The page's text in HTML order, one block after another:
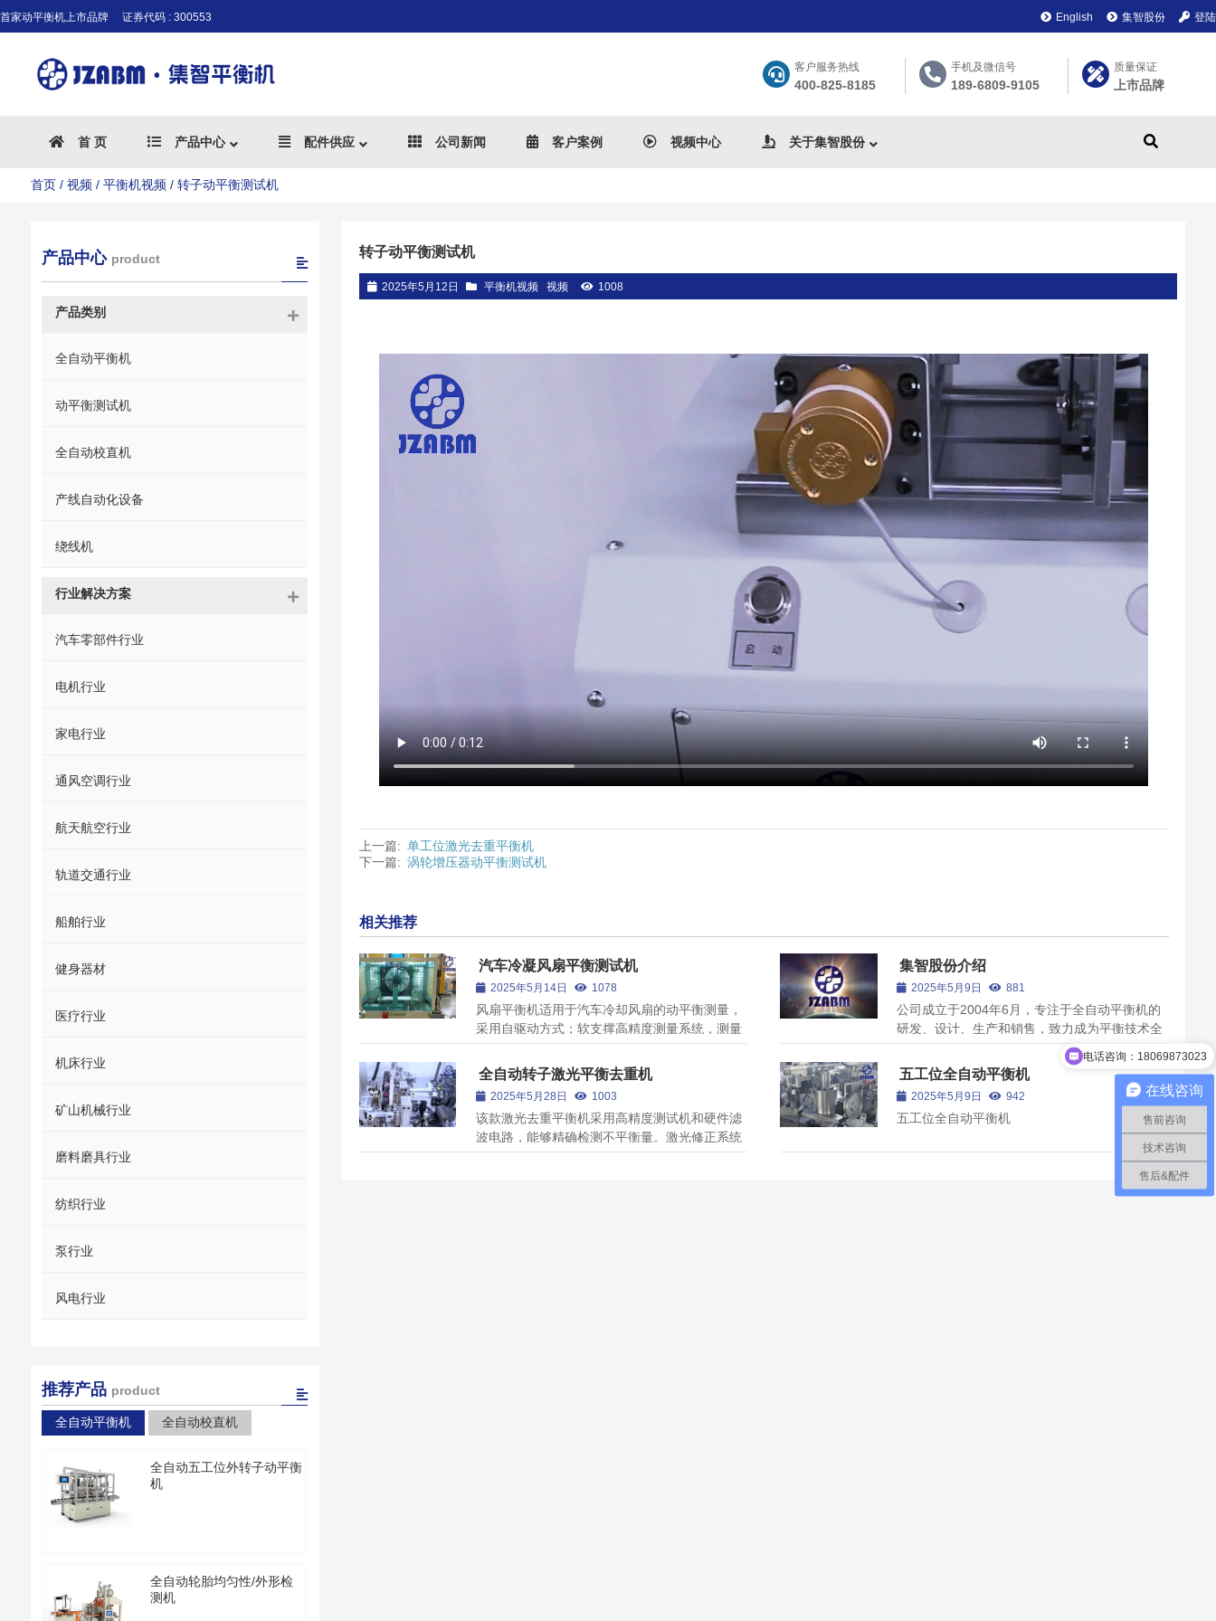
首家动平衡机上市品牌 证券代码 : 300553 English 集智股份 登陆
客户服务热线
400-825-8185
手机及微信号
189-6809-9105
质量保证
上市品牌
首 页 产品中心 配件供应 公司新闻 客户案例 视频中心 关于集智股份
首页/ 视频/ 平衡机视频/ 转子动平衡测试机
转子动平衡测试机
2025年5月12日 平衡机视频 视频 1008
上一篇: 单工位激光去重平衡机
下一篇: 涡轮增压器动平衡测试机
相关推荐
汽车冷凝风扇平衡测试机
2025年5月14日 1078
风扇平衡机适用于汽车冷却风扇的动平衡测量，
采用自驱动方式；软支撑高精度测量系统，测量
数据精度高重复性好。
集智股份介绍
2025年5月9日 881
公司成立于2004年6月，专注于全自动平衡机的
研发、设计、生产和销售，致力成为平衡技术全
面研发和综合应用型企业。于2012年3月完成股
份制改造，2016年10月成功登陆深交所创业板。
全自动转子激光平衡去重机
2025年5月28日 1003
该款激光去重平衡机采用高精度测试机和硬件滤
波电路，能够精确检测不平衡量。激光修正系统
结合独特算法，实现极小余量修正。
五工位全自动平衡机
2025年5月9日 942
五工位全自动平衡机
产品中心 product
产品类别
全自动平衡机
动平衡测试机
全自动校直机
产线自动化设备
绕线机
行业解决方案
汽车零部件行业
电机行业
家电行业
通风空调行业
航天航空行业
轨道交通行业
船舶行业
健身器材
医疗行业
机床行业
矿山机械行业
磨料磨具行业
纺织行业
泵行业
风电行业
推荐产品 product
全自动平衡机 全自动校直机
全自动五工位外转子动平衡
机
全自动轮胎均匀性/外形检
测机
在线咨询
售前咨询
技术咨询
售后&配件
电话咨询：18069873023